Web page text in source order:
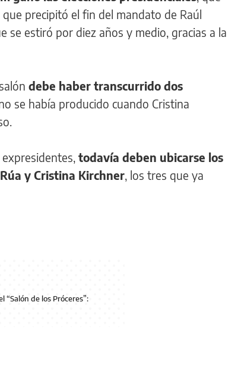
precipitó el fin del mandato de Raúl
se estiró por diez años y medio, gracias a la
debe haber transcurrido dos
se había producido cuando Cristina
todavía deben ubicarse los
y Cristina Kirchner , los tres que ya
“Salón de los Próceres”: